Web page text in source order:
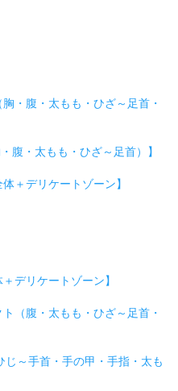
・腹・太もも・ひざ～足首・
腹・太もも・ひざ～足首）】
＋デリケートゾーン】
デリケートゾーン】
（腹・太もも・ひざ～足首・
～手首・手の甲・手指・太も